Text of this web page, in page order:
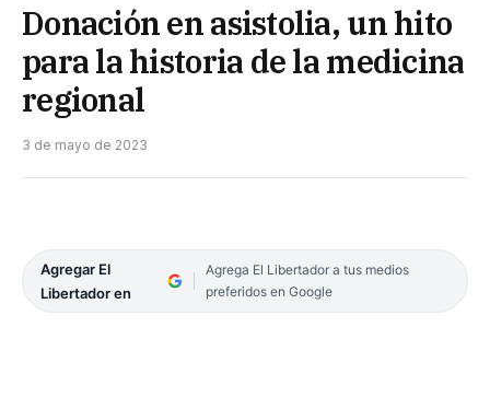
Donación en asistolia, un hito
para la historia de la medicina
regional
3 de mayo de 2023
Agregar El
Libertador en
Agrega El Libertador a tus medios
preferidos en Google